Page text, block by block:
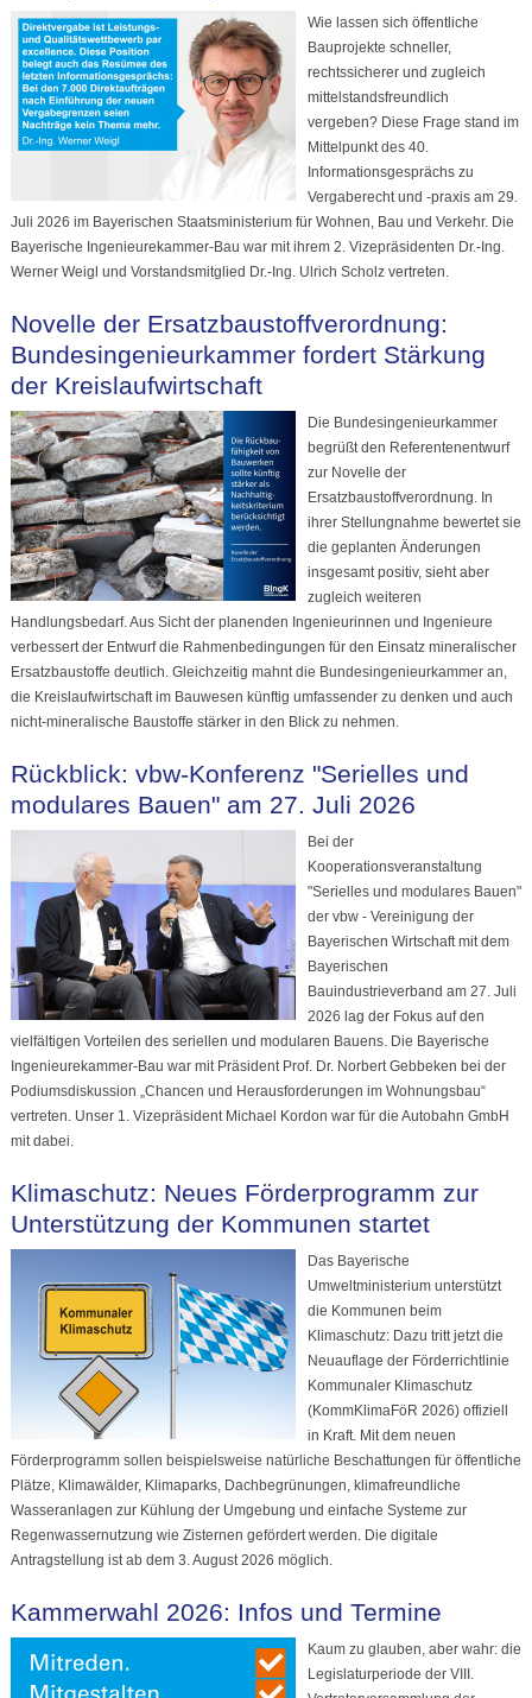
Wie lassen sich öffentliche
Bauprojekte schneller,
rechtssicherer und zugleich
mittelstandsfreundlich
vergeben? Diese Frage stand im
Mittelpunkt des 40.
Informationsgesprächs zu
Vergaberecht und -praxis am 29.
Juli 2026 im Bayerischen Staatsministerium für Wohnen, Bau und Verkehr. Die
Bayerische Ingenieurekammer-Bau war mit ihrem 2. Vizepräsidenten Dr.-Ing.
Werner Weigl und Vorstandsmitglied Dr.-Ing. Ulrich Scholz vertreten.
Novelle der Ersatzbaustoffverordnung:
Bundesingenieurkammer fordert Stärkung
der Kreislaufwirtschaft
Die Bundesingenieurkammer
begrüßt den Referentenentwurf
zur Novelle der
Ersatzbaustoffverordnung. In
ihrer Stellungnahme bewertet sie
die geplanten Änderungen
insgesamt positiv, sieht aber
zugleich weiteren
Handlungsbedarf. Aus Sicht der planenden Ingenieurinnen und Ingenieure
verbessert der Entwurf die Rahmenbedingungen für den Einsatz mineralischer
Ersatzbaustoffe deutlich. Gleichzeitig mahnt die Bundesingenieurkammer an,
die Kreislaufwirtschaft im Bauwesen künftig umfassender zu denken und auch
nicht-mineralische Baustoffe stärker in den Blick zu nehmen.
Rückblick: vbw-Konferenz "Serielles und
modulares Bauen" am 27. Juli 2026
Bei der
Kooperationsveranstaltung
"Serielles und modulares Bauen"
der vbw - Vereinigung der
Bayerischen Wirtschaft mit dem
Bayerischen
Bauindustrieverband am 27. Juli
2026 lag der Fokus auf den
vielfältigen Vorteilen des seriellen und modularen Bauens. Die Bayerische
Ingenieurekammer-Bau war mit Präsident Prof. Dr. Norbert Gebbeken bei der
Podiumsdiskussion „Chancen und Herausforderungen im Wohnungsbau“
vertreten. Unser 1. Vizepräsident Michael Kordon war für die Autobahn GmbH
mit dabei.
Klimaschutz: Neues Förderprogramm zur
Unterstützung der Kommunen startet
Das Bayerische
Umweltministerium unterstützt
die Kommunen beim
Klimaschutz: Dazu tritt jetzt die
Neuauflage der Förderrichtlinie
Kommunaler Klimaschutz
(KommKlimaFöR 2026) offiziell
in Kraft. Mit dem neuen
Förderprogramm sollen beispielsweise natürliche Beschattungen für öffentliche
Plätze, Klimawälder, Klimaparks, Dachbegrünungen, klimafreundliche
Wasseranlagen zur Kühlung der Umgebung und einfache Systeme zur
Regenwassernutzung wie Zisternen gefördert werden. Die digitale
Antragstellung ist ab dem 3. August 2026 möglich.
Kammerwahl 2026: Infos und Termine
Kaum zu glauben, aber wahr: die
Legislaturperiode der VIII.